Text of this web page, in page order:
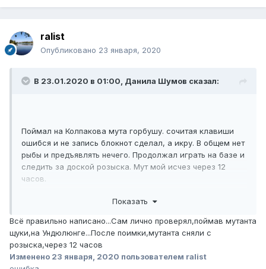
ralist
Опубликовано 23 января, 2020
В 23.01.2020 в 01:00, Данила Шумов сказал:
Поймал на Колпакова мута горбушу. сочитая клавиши
ошибся и не запись блокнот сделал, а икру. В общем нет
рыбы и предъявлять нечего. Продолжал играть на базе и
следить за доской розыска. Мут мой исчез через 12
часов.
Показать
Всё правильно написано...Сам лично проверял,поймав мутанта
щуки,на Ундюлюнге...После поимки,мутанта сняли с
розыска,через 12 часов
Изменено 23 января, 2020 пользователем ralist